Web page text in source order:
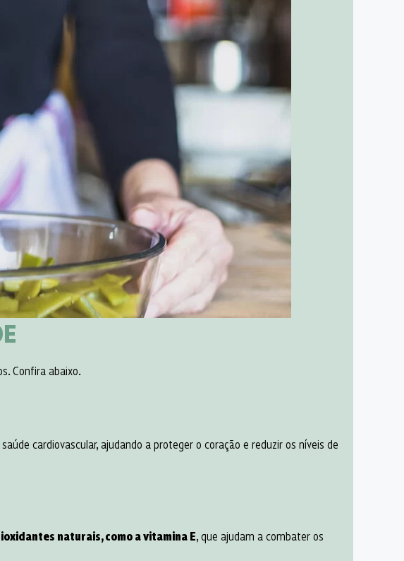
Confira abaixo.
cardiovascular, ajudando a proteger o coração e reduzir os níveis de
naturais, como a vitamina E , que ajudam a combater os